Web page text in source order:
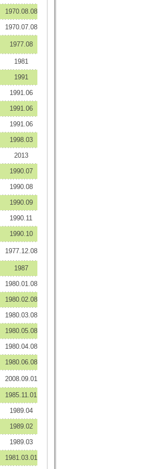
1970.08.08
1970.07.08
1977.08
1981
1991
1991.06
1991.06
1991.06
1998.03
2013
1990.07
1990.08
1990.09
1990.11
1990.10
1977.12.08
1987
1980.01.08
1980.02.08
1980.03.08
1980.05.08
1980.04.08
1980.06.08
2008.09.01
1985.11.01
1989.04
1989.02
1989.03
1981.03.01